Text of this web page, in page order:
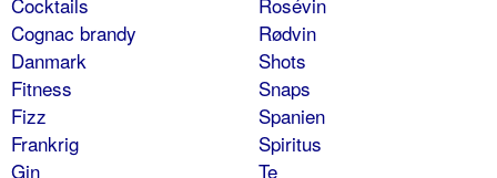
Cognac brandy
Danmark
Fitness
Fizz
Frankrig
Gin
Rødvin
Shots
Snaps
Spanien
Spiritus
Te